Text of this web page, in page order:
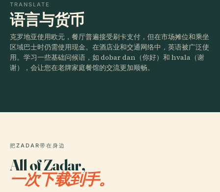
TRANSLATE
语言与货币
克罗地亚使用欧元，餐厅普遍接受刷卡支付，但在市场摊位和乘坐
区域巴士时仍需使用现金。在酒店业和交通网络中，英语被广泛使
用。学习一些基础问候语，如 dobar dan（你好）和 hvala（谢
谢），会让您在老牌家庭餐馆的交流更加顺畅。
把ZADAR带在身边
All of Zadar,
一次下载到手。